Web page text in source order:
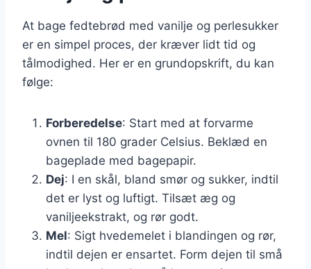
At bage fedtebrød med vanilje og perlesukker
er en simpel proces, der kræver lidt tid og
tålmodighed. Her er en grundopskrift, du kan
følge:
Forberedelse: Start med at forvarme
ovnen til 180 grader Celsius. Beklæd en
bageplade med bagepapir.
Dej: I en skål, bland smør og sukker, indtil
det er lyst og luftigt. Tilsæt æg og
vaniljeekstrakt, og rør godt.
Mel: Sigt hvedemelet i blandingen og rør,
indtil dejen er ensartet. Form dejen til små